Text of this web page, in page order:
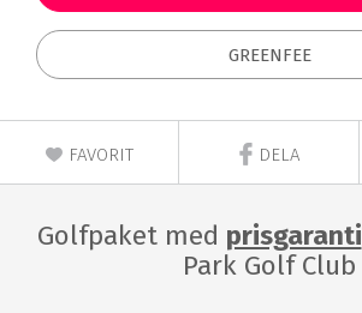
GREENFEE
FAVORIT DELA
Golfpaket med prisgaranti
Park Golf Club